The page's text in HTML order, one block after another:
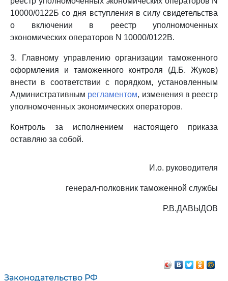
Законодательство РФ
10000/0122Б со дня вступления в силу свидетельства
о включении в реестр уполномоченных
экономических операторов N 10000/0122В.
3. Главному управлению организации таможенного
оформления и таможенного контроля (Д.Б. Жуков)
внести в соответствии с порядком, установленным
Административным регламентом, изменения в реестр
уполномоченных экономических операторов.
Контроль за исполнением настоящего приказа
оставляю за собой.
И.о. руководителя
генерал-полковник таможенной службы
Р.В.ДАВЫДОВ